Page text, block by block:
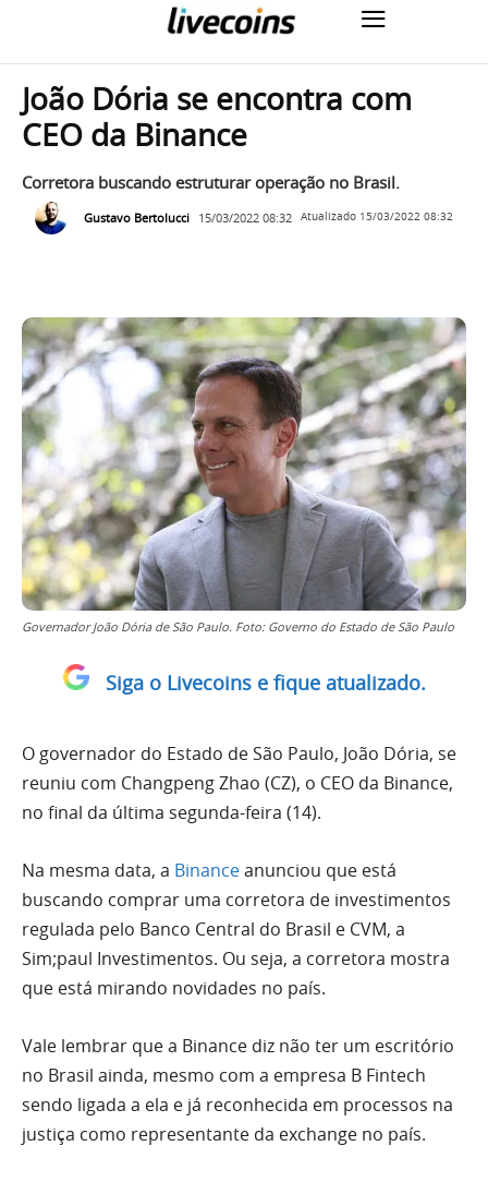
João Dória se encontra com
CEO da Binance
Corretora buscando estruturar operação no Brasil.
Gustavo Bertolucci 15/03/2022 08:32 Atualizado 15/03/2022 08:32
Governador João Dória de São Paulo. Foto: Governo do Estado de São Paulo
Siga o Livecoins e fique atualizado.
O governador do Estado de São Paulo, João Dória, se
reuniu com Changpeng Zhao (CZ), o CEO da Binance,
no final da última segunda-feira (14).
Na mesma data, a Binanceanunciou que está
buscando comprar uma corretora de investimentos
regulada pelo Banco Central do Brasil e CVM, a
Sim;paul Investimentos. Ou seja, a corretora mostra
que está mirando novidades no país.
Vale lembrar que a Binance diz não ter um escritório
no Brasil ainda, mesmo com a empresa B Fintech
sendo ligada a ela e já reconhecida em processos na
justiça como representante da exchange no país.